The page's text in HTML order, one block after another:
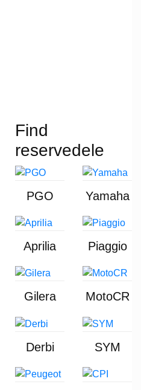
Find
reservedele
PGO Yamaha
Aprilia Piaggio
Gilera MotoCR
Derbi SYM